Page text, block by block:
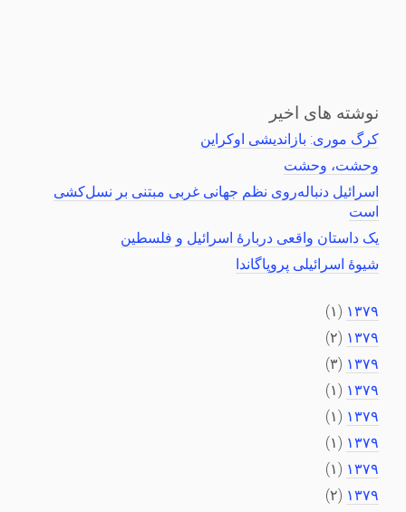
نوشته های اخیر
کرگ موری: بازاندیشی اوکراین
وحشت، وحشت
اسرائیل دنباله‌روی نظم جهانی غربی مبتنی بر نسل‌کشی
است
یک داستان واقعی دربارهٔ اسرائیل و فلسطین
شیوهٔ اسرائیلی پروپاگاندا
۱۳۷۹ (۱)
۱۳۷۹ (۲)
۱۳۷۹ (۳)
۱۳۷۹ (۱)
۱۳۷۹ (۱)
۱۳۷۹ (۱)
۱۳۷۹ (۱)
۱۳۷۹ (۲)